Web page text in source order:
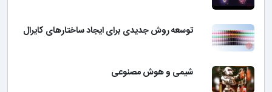
توسعه روش جدیدی برای ایجاد ساختارهای کایرال
شیمی و هوش مصنوعی